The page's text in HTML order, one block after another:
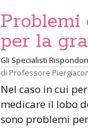
Problemi
per la
Gli Specialisti
di Professore
Nel caso in cui
medicare il lobo
sono problemi